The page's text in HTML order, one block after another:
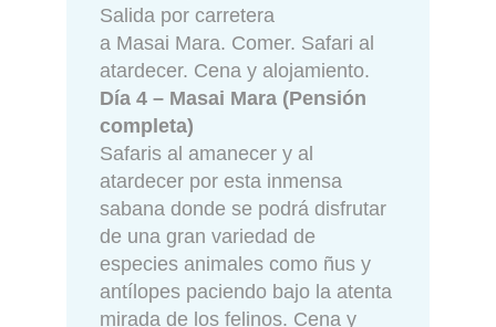
Salida por carretera
a Masai Mara. Comer. Safari al
atardecer. Cena y alojamiento.
Día 4 – Masai Mara (Pensión
completa)
Safaris al amanecer y al
atardecer por esta inmensa
sabana donde se podrá disfrutar
de una gran variedad de
especies animales como ñus y
antílopes paciendo bajo la atenta
mirada de los felinos. Cena y